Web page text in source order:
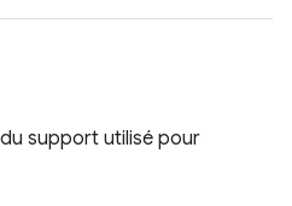
support utilisé pour